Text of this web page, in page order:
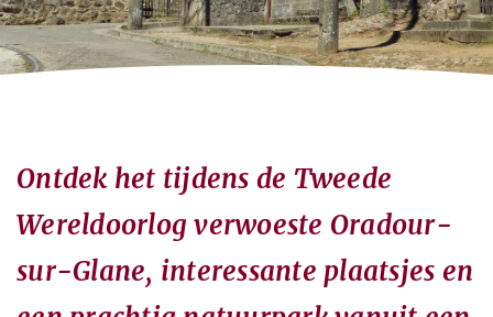
Ontdek het tijdens de Tweede
Wereldoorlog verwoeste Oradour-
sur-Glane, interessante plaatsjes en